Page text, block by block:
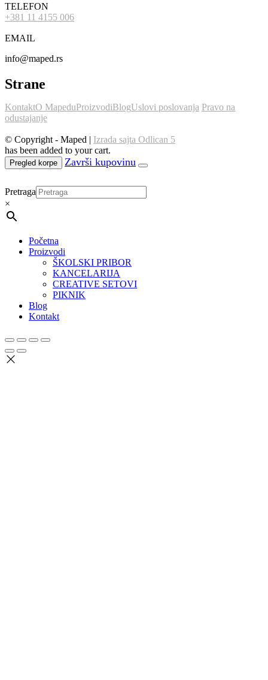
TELEFON
+381 11 4155 006
EMAIL
info@maped.rs
Strane
KontaktO MapeduProizvodiBlogUslovi poslovanja Pravo na
odustajanje
© Copyright - Maped | Izrada sajta Odlican 5
has been added to your cart.
Pregled korpe
Pretraga
×
Početna
Proizvodi
ŠKOLSKI PRIBOR
KANCELARIJA
CREATIVE SETOVI
PIKNIK
Blog
Kontakt